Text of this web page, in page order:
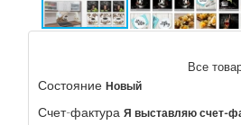
Все
Состояние Новый
Счет-фактура Я выставляю счет-